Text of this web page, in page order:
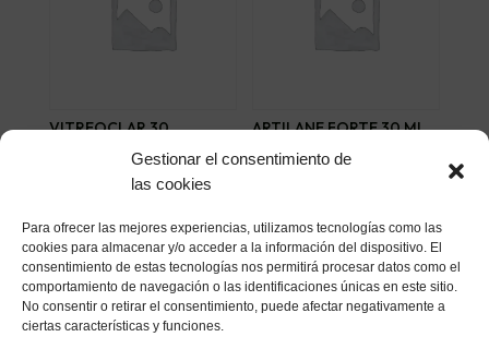
Gestionar el consentimiento de
las cookies
Para ofrecer las mejores experiencias, utilizamos tecnologías como las
cookies para almacenar y/o acceder a la información del dispositivo. El
consentimiento de estas tecnologías nos permitirá procesar datos como el
comportamiento de navegación o las identificaciones únicas en este sitio.
No consentir o retirar el consentimiento, puede afectar negativamente a
ciertas características y funciones.
VITREOCLAR 30
COMPRIMIDOS
Añadir al carrito
ARTILANE FORTE 30 ML
15 VIALES
Añadir al carrito